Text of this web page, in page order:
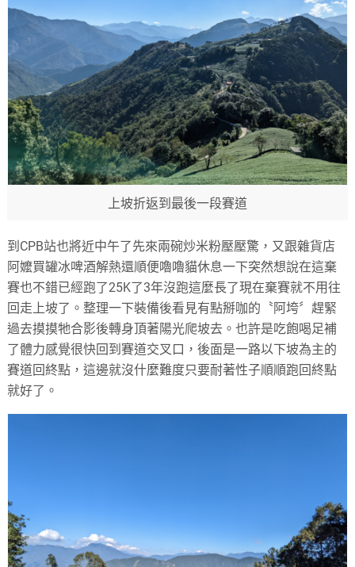
上坡折返到最後一段賽道
到CPB站也將近中午了先來兩碗炒米粉壓壓驚，又跟雜貨店
阿嬤買罐冰啤酒解熱還順便嚕嚕貓休息一下突然想說在這棄
賽也不錯已經跑了25K了3年沒跑這麼長了現在棄賽就不用往
回走上坡了。整理一下裝備後看見有點掰咖的〝阿垮〞趕緊
過去摸摸牠合影後轉身頂著陽光爬坡去。也許是吃飽喝足補
了體力感覺很快回到賽道交叉口，後面是一路以下坡為主的
賽道回終點，這邊就沒什麼難度只要耐著性子順順跑回終點
就好了。